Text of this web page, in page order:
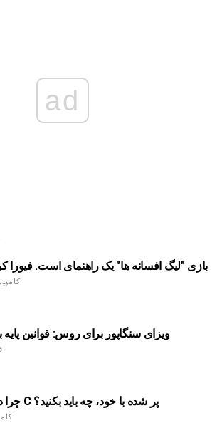
ad
بازی "لیگ افسانه ها" یک راهنمای است. فیورا
ویزای سنگاپور برای روس: قوانین پایه
چرا درایو C پر شده با خود، چه باید بکنید؟